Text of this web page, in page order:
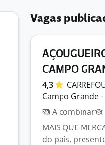
Vagas
CAMPO
4,3
Campo Grande -
A combinar
MAIS QUE
do país,